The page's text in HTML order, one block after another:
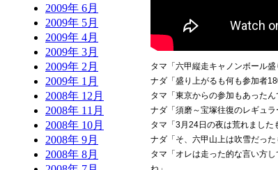
2009年 6月
2009年 5月
2009年 4月
2009年 3月
2009年 2月
2009年 1月
2008年 12月
2008年 11月
2008年 10月
2008年 9月
2008年 8月
タマ「六甲縦走キャノンボール盛
ナダ「盛り上がるも何も参加者
タマ「東京からの参加もあったん
ナダ「須磨～宝塚往復のレギュラ
タマ「3月24日の夜は荒れました
ナダ「そ、六甲山上は吹雪だった
タマ「オレは走った的な言い方